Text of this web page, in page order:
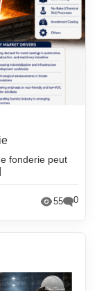
fonderie peut
55 0